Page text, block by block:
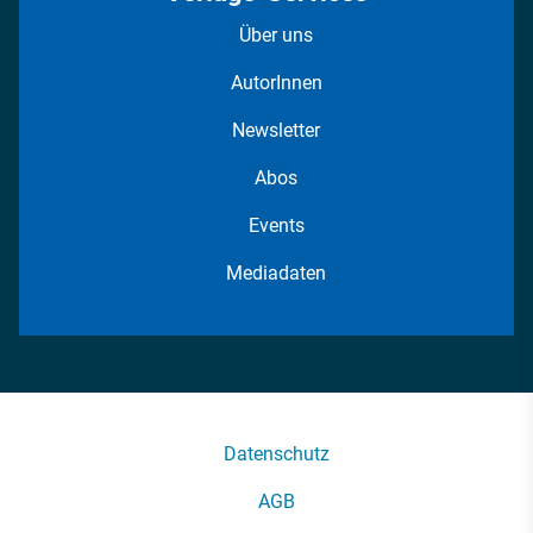
Über uns
AutorInnen
Newsletter
Abos
Events
Mediadaten
Datenschutz
AGB